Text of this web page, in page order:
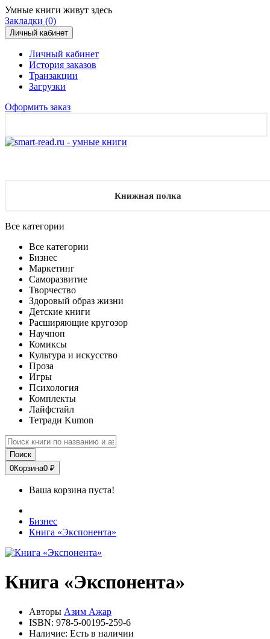
Умные книги живут здесь
Закладки (0)
Личный кабинет
Личный кабинет
История заказов
Транзакции
Загрузки
Оформить заказ
Книжная полка
Все категории
Все категории
Бизнес
Маркетинг
Саморазвитие
Творчество
Здоровый образ жизни
Детские книги
Расширяющие кругозор
Научпоп
Комиксы
Культура и искусство
Проза
Игры
Психология
Комплекты
Лайфстайл
Тетради Kumon
Поиск
0Корзина0 ₽
Ваша корзина пуста!
Бизнес
Книга «Экспонента»
Книга «Экспонента»
Авторы Азим Ажар
ISBN: 978-5-00195-259-6
Наличие: Есть в наличии